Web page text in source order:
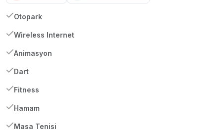
Otopark
Wireless Internet
Animasyon
Dart
Fitness
Hamam
Masa Tenisi